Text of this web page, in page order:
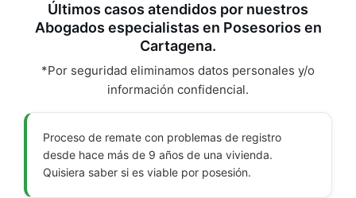
Últimos casos atendidos por nuestros
Abogados especialistas en Posesorios en
Cartagena.
*Por seguridad eliminamos datos personales y/o
información confidencial.
Proceso de remate con problemas de registro
desde hace más de 9 años de una vivienda.
Quisiera saber si es viable por posesión.